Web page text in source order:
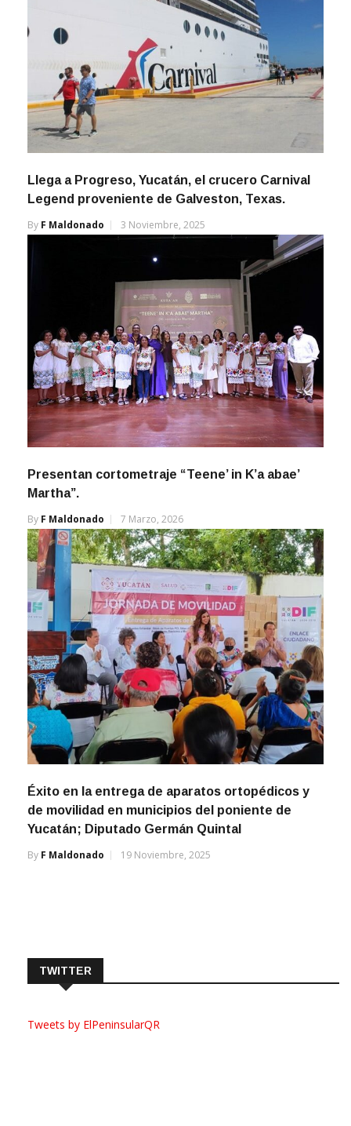
Llega a Progreso, Yucatán, el crucero Carnival
Legend proveniente de Galveston, Texas.
By F Maldonado 3 Noviembre, 2025
Presentan cortometraje “Teene’ in K’a abae’
Martha”.
By F Maldonado 7 Marzo, 2026
Éxito en la entrega de aparatos ortopédicos y
de movilidad en municipios del poniente de
Yucatán; Diputado Germán Quintal
By F Maldonado 19 Noviembre, 2025
TWITTER
Tweets by ElPeninsularQR